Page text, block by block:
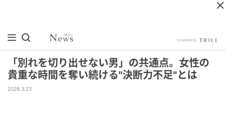
「別れを切り出せない男」の共通点。女性の
貴重な時間を奪い続ける"決断力不足"とは
2026.3.23